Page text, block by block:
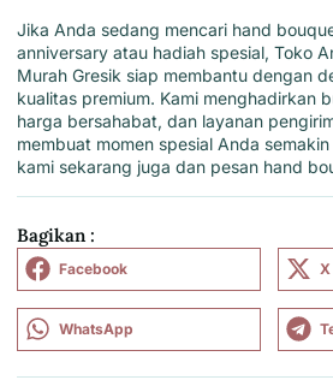
Jika Anda sedang mencari hand
anniversary atau hadiah spesial, Toko
Murah Gresik siap membantu dengan
kualitas premium. Kami menghadirkan
harga bersahabat, dan layanan
membuat momen spesial Anda
kami sekarang juga dan pesan hand
Bagikan :
Facebook X
WhatsApp